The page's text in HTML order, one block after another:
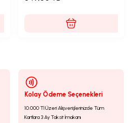
Kolay Ödeme Seçenekleri
10.000 Tl Üzeri Alışverişlerinizde Tüm
Kartlara 3 Ay Taksit İmakanı